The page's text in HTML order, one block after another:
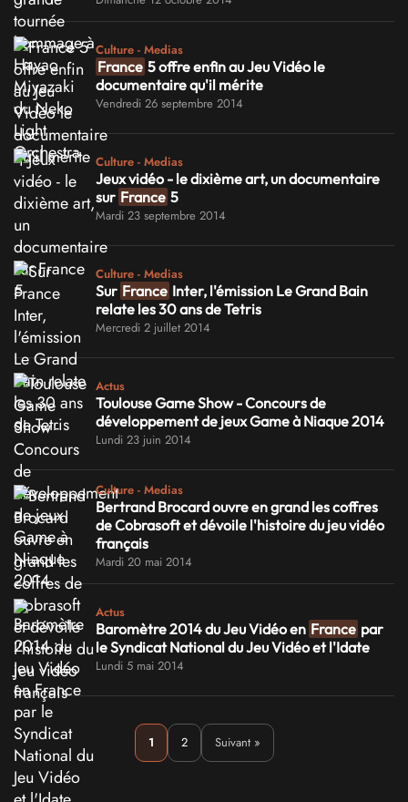
Culture - Medias
France 5 offre enfin au Jeu Vidéo le
documentaire qu'il mérite
Vendredi 26 septembre 2014
Culture - Medias
Jeux vidéo - le dixième art, un documentaire
sur France 5
Mardi 23 septembre 2014
Culture - Medias
Sur France Inter, l'émission Le Grand Bain
relate les 30 ans de Tetris
Mercredi 2 juillet 2014
Actus
Toulouse Game Show - Concours de
développement de jeux Game à Niaque 2014
Lundi 23 juin 2014
Culture - Medias
Bertrand Brocard ouvre en grand les coffres
de Cobrasoft et dévoile l'histoire du jeu vidéo
français
Mardi 20 mai 2014
Actus
Baromètre 2014 du Jeu Vidéo en France par
le Syndicat National du Jeu Vidéo et l'Idate
Lundi 5 mai 2014
1 2 Suivant »